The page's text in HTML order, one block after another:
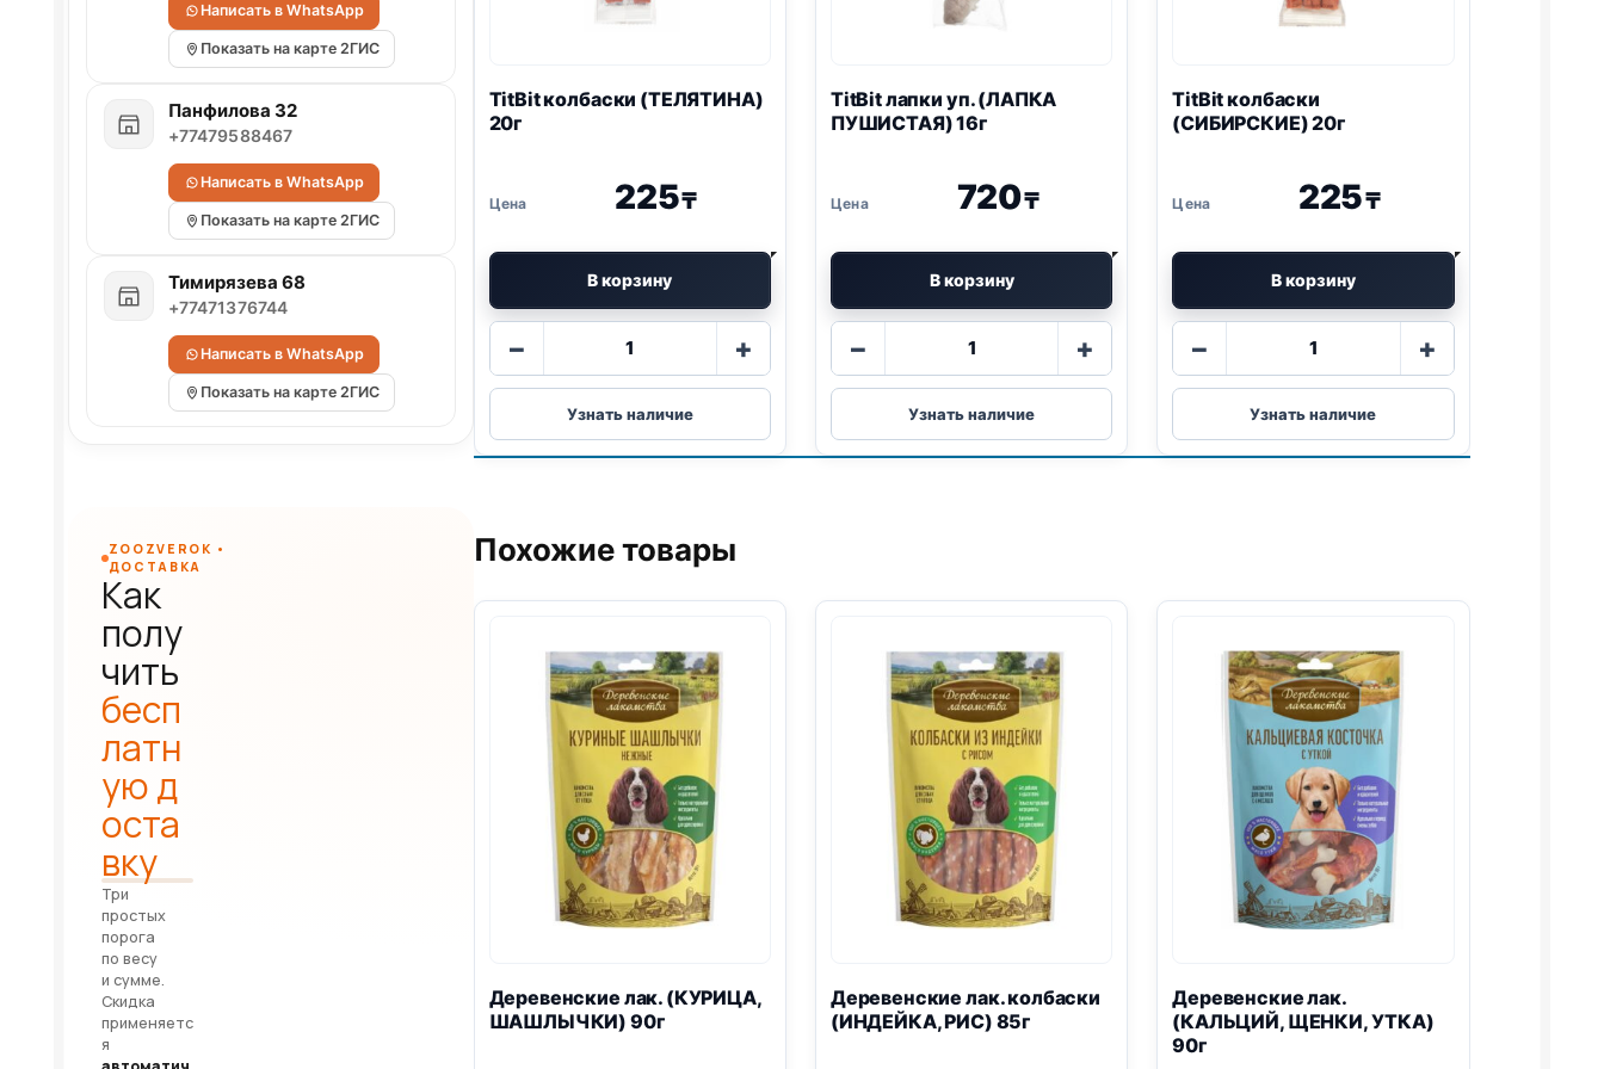
TitBit колбаски (ТЕЛЯТИНА)
20г
225₸
В корзину
−
товара
TitBit
колбаски
20г
+
Узнать наличие
TitBit лапки уп. (ЛАПКА
ПУШИСТАЯ) 16г
720₸
В корзину
−
товара
TitBit
лапки
(ЛАПКА
+
Узнать наличие
TitBit колбаски
(СИБИРСКИЕ) 20г
225₸
В корзину
−
товара
TitBit
колбаски
20г
+
Узнать наличие
Похожие товары
Деревенские лак. (КУРИЦА,
ШАШЛЫЧКИ) 90г
Деревенские лак. колбаски
(ИНДЕЙКА, РИС) 85г
Деревенские лак.
(КАЛЬЦИЙ, ЩЕНКИ, УТКА)
90г
Написать в WhatsApp
Показать на карте 2ГИС
Панфилова 32
+77479588467
Написать в WhatsApp
Показать на карте 2ГИС
Тимирязева 68
+77471376744
Написать в WhatsApp
Показать на карте 2ГИС
ZOOZVEROK •
ДОСТАВКА
Как
полу
чить
бесп
латн
ую д
оста
вку
Три
простых
порога
по весу
и сумме.
Скидка
применяетс
я